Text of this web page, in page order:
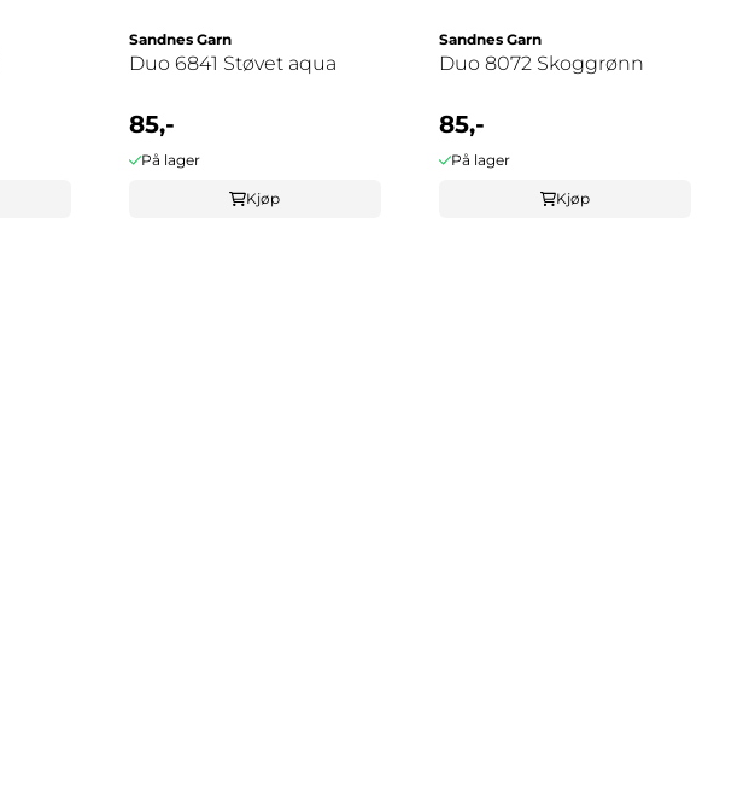
Sandnes Garn
Duo 6841 Støvet aqua
85,-
På lager
Kjøp
Sandnes Garn
Duo 8072 Skoggrønn
85,-
På lager
Kjøp